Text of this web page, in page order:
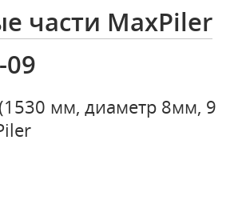
части MaxPiler
09
мм, диаметр 8мм, 9